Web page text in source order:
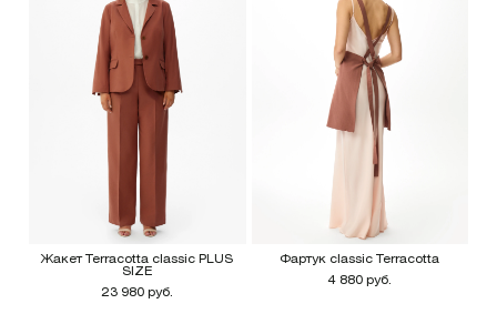
Жакет Terracotta classic PLUS
SIZE
23 980 руб.
Фартук classic Terracotta
4 880 руб.